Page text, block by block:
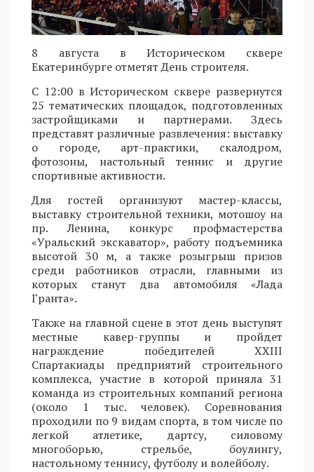
8 августа в Историческом сквере
Екатеринбурге отметят День строителя.
С 12:00 в Историческом сквере развернутся
25 тематических площадок, подготовленных
застройщиками и партнерами. Здесь
представят различные развлечения: выставку
о городе, арт-практики, скалодром,
фотозоны, настольный теннис и другие
спортивные активности.
Для гостей организуют мастер-классы,
выставку строительной техники, мотошоу на
пр. Ленина, конкурс профмастерства
«Уральский экскаватор», работу подъемника
высотой 30 м, а также розыгрыш призов
среди работников отрасли, главными из
которых станут два автомобиля «Лада
Гранта».
Также на главной сцене в этот день выступят
местные кавер-группы и пройдет
награждение победителей XXIII
Спартакиады предприятий строительного
комплекса, участие в которой приняла 31
команда из строительных компаний региона
(около 1 тыс. человек). Соревнования
проходили по 9 видам спорта, в том числе по
легкой атлетике, дартсу, силовому
многоборью, стрельбе, боулингу,
настольному теннису, футболу и волейболу.